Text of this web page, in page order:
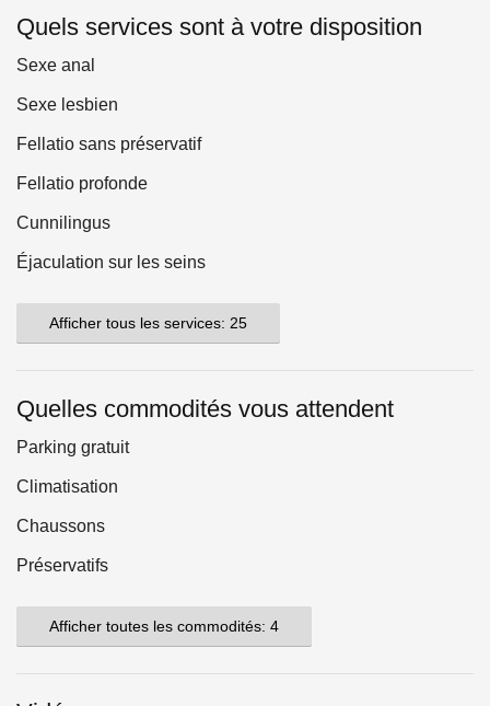
Quels services sont à votre disposition
Sexe anal
Sexe lesbien
Fellatio sans préservatif
Fellatio profonde
Cunnilingus
Éjaculation sur les seins
Afficher tous les services: 25
Quelles commodités vous attendent
Parking gratuit
Climatisation
Chaussons
Préservatifs
Afficher toutes les commodités: 4